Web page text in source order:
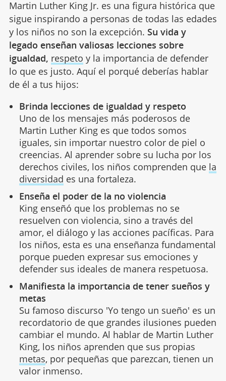
Martin Luther King Jr. es una figura histórica que
sigue inspirando a personas de todas las edades
y los niños no son la excepción. Su vida y
legado enseñan valiosas lecciones sobre
igualdad, respeto y la importancia de defender
lo que es justo. Aquí el porqué deberías hablar
de él a tus hijos:
Brinda lecciones de igualdad y respeto
Uno de los mensajes más poderosos de
Martin Luther King es que todos somos
iguales, sin importar nuestro color de piel o
creencias. Al aprender sobre su lucha por los
derechos civiles, los niños comprenden que la
diversidad es una fortaleza.
Enseña el poder de la no violencia
King enseñó que los problemas no se
resuelven con violencia, sino a través del
amor, el diálogo y las acciones pacíficas. Para
los niños, esta es una enseñanza fundamental
porque pueden expresar sus emociones y
defender sus ideales de manera respetuosa.
Manifiesta la importancia de tener sueños y
metas
Su famoso discurso 'Yo tengo un sueño' es un
recordatorio de que grandes ilusiones pueden
cambiar el mundo. Al hablar de Martin Luther
King, los niños aprenden que sus propias
metas, por pequeñas que parezcan, tienen un
valor inmenso.